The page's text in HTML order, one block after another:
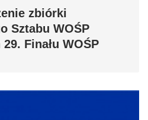
zbiórki
Sztabu WOŚP
Finału WOŚP